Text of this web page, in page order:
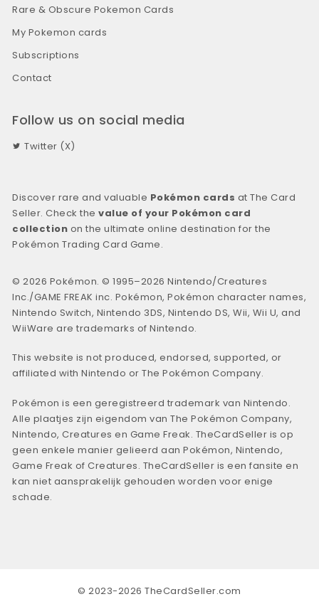
Rare & Obscure Pokemon Cards
My Pokemon cards
Subscriptions
Contact
Follow us on social media
Twitter (X)
Discover rare and valuable Pokémon cards at The Card
Seller. Check thevalue of your Pokémon card
collection on the ultimate online destination for the
Pokémon Trading Card Game.
© 2026 Pokémon. © 1995–2026 Nintendo/Creatures
Inc./GAME FREAK inc. Pokémon, Pokémon character names,
Nintendo Switch, Nintendo 3DS, Nintendo DS, Wii, Wii U, and
WiiWare are trademarks of Nintendo.
This website is not produced, endorsed, supported, or
affiliated with Nintendo or The Pokémon Company.
Pokémon is een geregistreerd trademark van Nintendo.
Alle plaatjes zijn eigendom van The Pokémon Company,
Nintendo, Creatures en Game Freak. TheCardSeller is op
geen enkele manier gelieerd aan Pokémon, Nintendo,
Game Freak of Creatures. TheCardSeller is een fansite en
kan niet aansprakelijk gehouden worden voor enige
schade.
© 2023-2026 TheCardSeller.com